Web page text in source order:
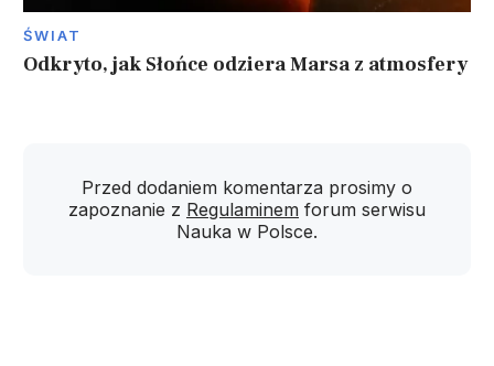
ŚWIAT
Odkryto, jak Słońce odziera Marsa z atmosfery
Przed dodaniem komentarza prosimy o
zapoznanie z Regulaminem forum serwisu
Nauka w Polsce.